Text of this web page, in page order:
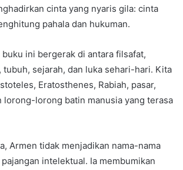
cinta yang nyaris gila: cinta
pahala dan hukuman.
ini bergerak di antara filsafat,
tubuh, sejarah, dan luka sehari-hari. Kita
Eratosthenes, Rabiah, pasar,
lorong-lorong batin manusia yang terasa
Armen tidak menjadikan nama-nama
intelektual. Ia membumikan